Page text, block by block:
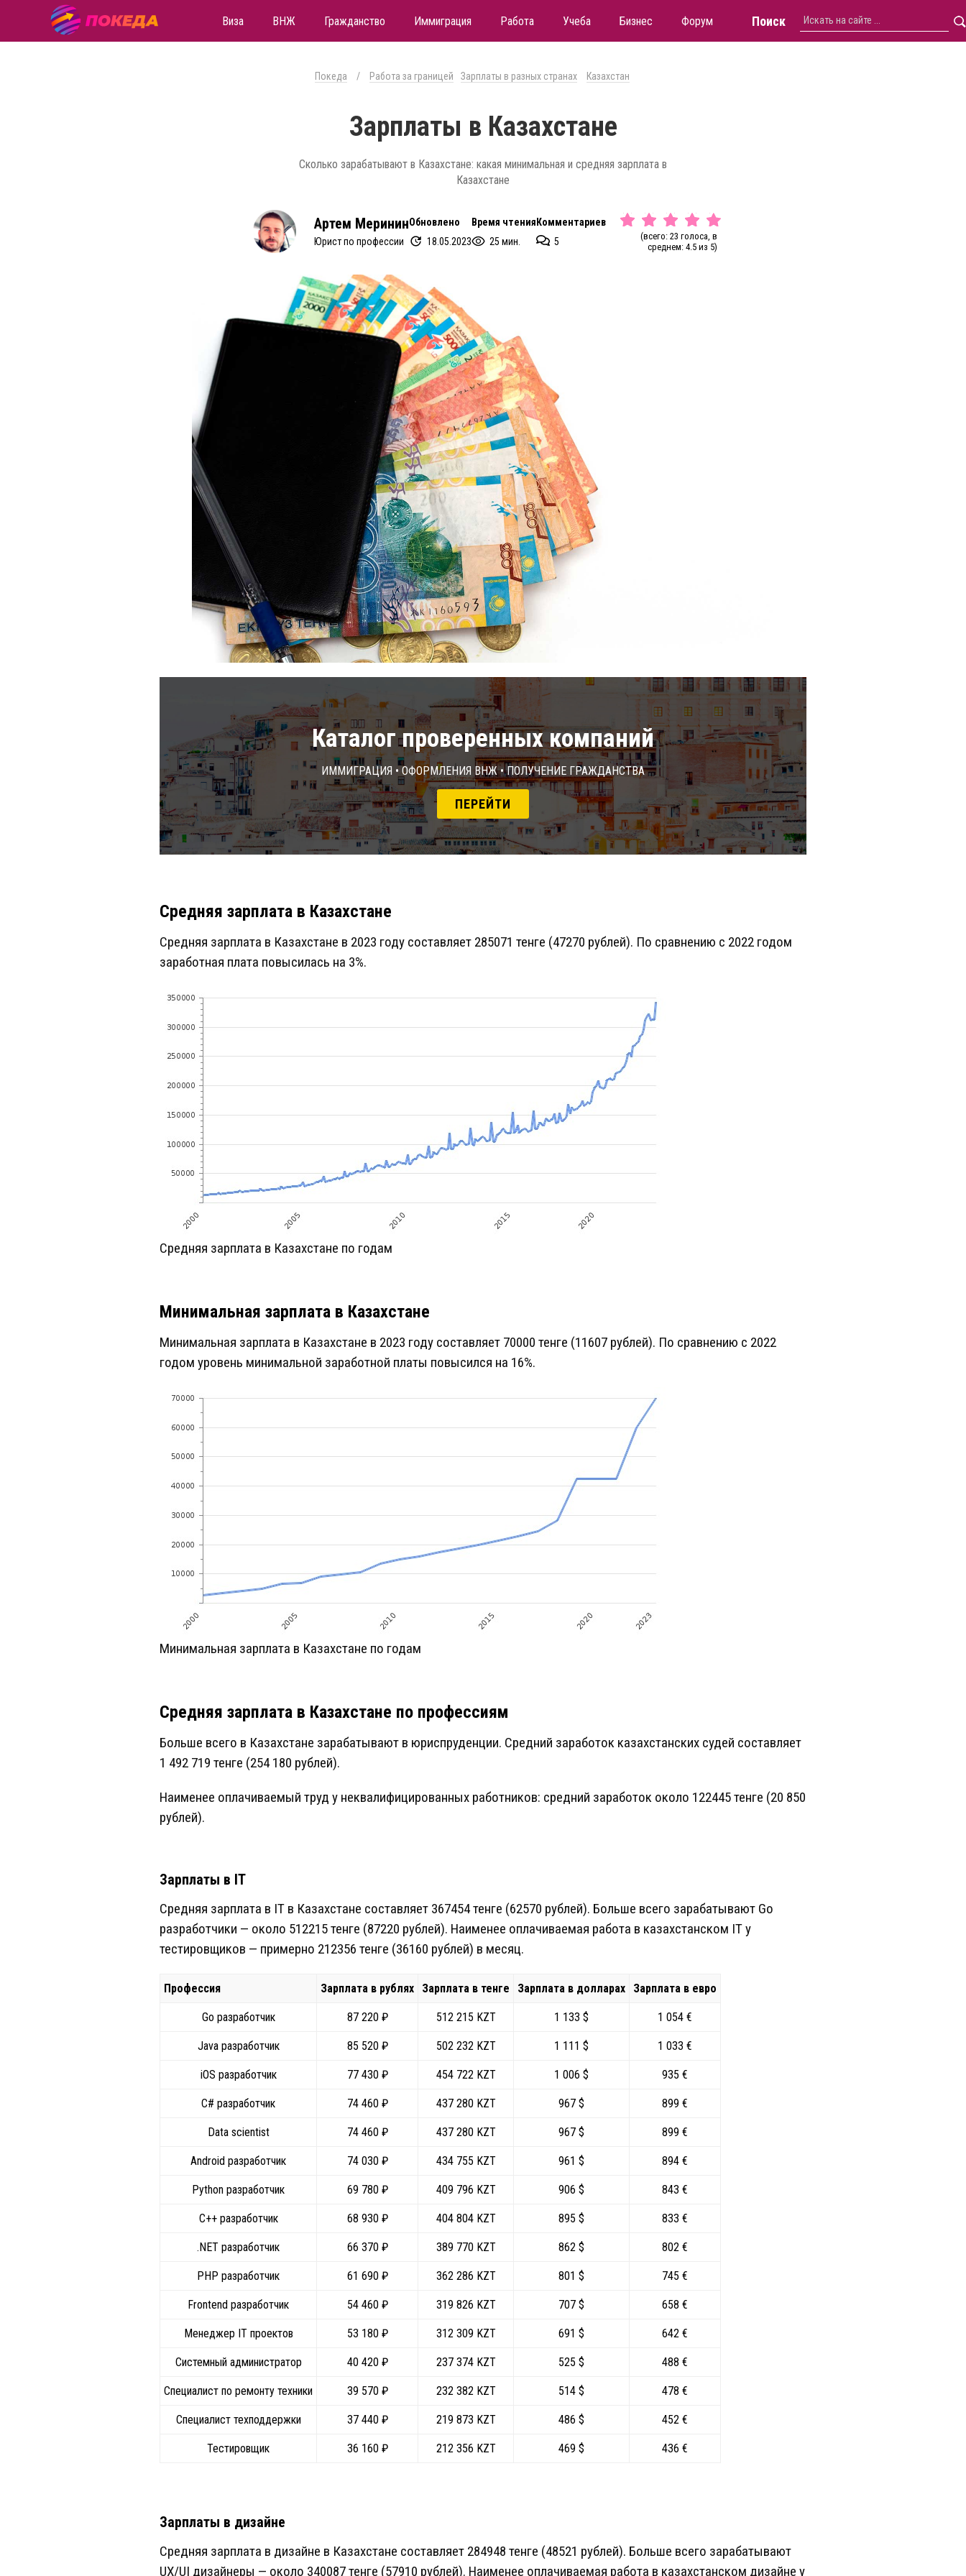
Виза ВНЖ Гражданство Иммиграция Работа Учеба Бизнес Форум Поиск
Покеда / Работа за границей Зарплаты в разных странах Казахстан
Зарплаты в Казахстане
Сколько зарабатывают в Казахстане: какая минимальная и средняя зарплата в
Казахстане
Артем Меринин
Юрист по профессии
Обновлено
18.05.2023
Время чтения
25 мин.
Комментариев
5
(всего: 23 голоса, в
среднем: 4.5 из 5)
Каталог проверенных компаний
Иммиграция • Оформления ВНЖ • Получение гражданства
ПЕРЕЙТИ
Средняя зарплата в Казахстане
Средняя зарплата в Казахстане в 2023 году составляет 285071 тенге (47270 рублей). По сравнению с 2022 годом
заработная плата повысилась на 3%.
Средняя зарплата в Казахстане по годам
Минимальная зарплата в Казахстане
Минимальная зарплата в Казахстане в 2023 году составляет 70000 тенге (11607 рублей). По сравнению с 2022
годом уровень минимальной заработной платы повысился на 16%.
Минимальная зарплата в Казахстане по годам
Средняя зарплата в Казахстане по профессиям
Больше всего в Казахстане зарабатывают в юриспруденции. Средний заработок казахстанских судей составляет
1 492 719 тенге (254 180 рублей).
Наименее оплачиваемый труд у неквалифицированных работников: средний заработок около 122445 тенге (20 850
рублей).
Зарплаты в IT
Средняя зарплата в IT в Казахстане составляет 367454 тенге (62570 рублей). Больше всего зарабатывают Go
разработчики — около 512215 тенге (87220 рублей). Наименее оплачиваемая работа в казахстанском IT у
тестировщиков — примерно 212356 тенге (36160 рублей) в месяц.
Профессия Зарплата в рублях Зарплата в тенге Зарплата в долларах Зарплата в евро
Go разработчик 87 220 ₽ 512 215 KZT 1 133 $ 1 054 €
Java разработчик 85 520 ₽ 502 232 KZT 1 111 $ 1 033 €
iOS разработчик 77 430 ₽ 454 722 KZT 1 006 $ 935 €
C# разработчик 74 460 ₽ 437 280 KZT 967 $ 899 €
Data scientist 74 460 ₽ 437 280 KZT 967 $ 899 €
Android разработчик 74 030 ₽ 434 755 KZT 961 $ 894 €
Python разработчик 69 780 ₽ 409 796 KZT 906 $ 843 €
C++ разработчик 68 930 ₽ 404 804 KZT 895 $ 833 €
.NET разработчик 66 370 ₽ 389 770 KZT 862 $ 802 €
PHP разработчик 61 690 ₽ 362 286 KZT 801 $ 745 €
Frontend разработчик 54 460 ₽ 319 826 KZT 707 $ 658 €
Менеджер IT проектов 53 180 ₽ 312 309 KZT 691 $ 642 €
Системный администратор 40 420 ₽ 237 374 KZT 525 $ 488 €
Специалист по ремонту техники 39 570 ₽ 232 382 KZT 514 $ 478 €
Специалист техподдержки 37 440 ₽ 219 873 KZT 486 $ 452 €
Тестировщик 36 160 ₽ 212 356 KZT 469 $ 436 €
Зарплаты в дизайне
Средняя зарплата в дизайне в Казахстане составляет 284948 тенге (48521 рублей). Больше всего зарабатывают
UX/UI дизайнеры — около 340087 тенге (57910 рублей). Наименее оплачиваемая работа в казахстанском дизайне у